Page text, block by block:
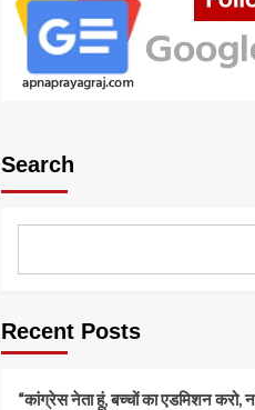
Search
Recent Posts
“कांग्रेस नेता हूं, बच्चों का एडमिशन करो,